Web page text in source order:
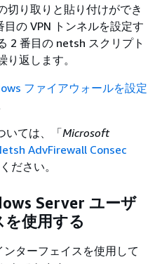
切り取りと貼り付けができ
目の VPN トンネルを設定す
2 番目の netsh スクリプト
返します。
ファイアウォールを設定
いては、「Microsoft
AdvFirewall Consec
ださい。
Server ユーザ
使用する
ターフェイスを使用して